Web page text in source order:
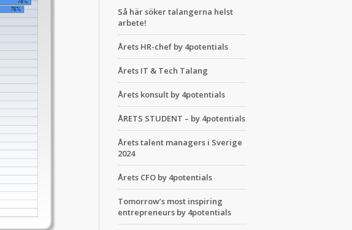
Så här söker talangerna helst
arbete!
Årets HR-chef by 4potentials
Årets IT & Tech Talang
Årets konsult by 4potentials
ÅRETS STUDENT – by 4potentials
Årets talent managers i Sverige
2024
Årets CFO by 4potentials
Tomorrow’s most inspiring
entrepreneurs by 4potentials